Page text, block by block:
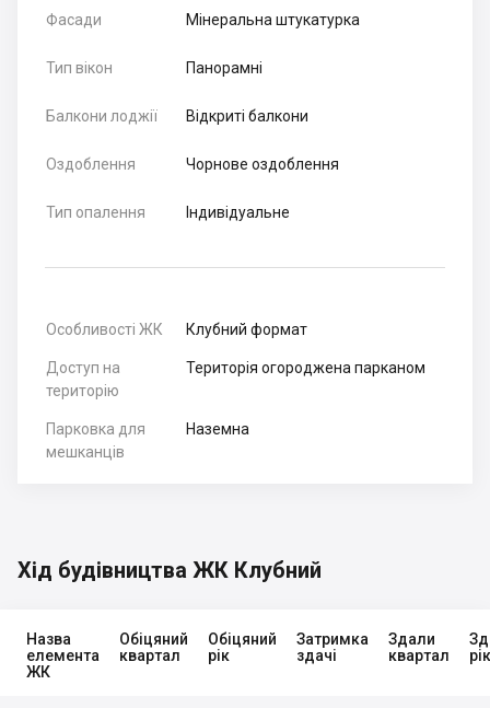
Фасади Мінеральна штукатурка
Тип вікон Панорамні
Балкони лоджії Відкриті балкони
Оздоблення Чорнове оздоблення
Тип опалення Індивідуальне
Особливості ЖК Клубний формат
Доступ на
територію
Територія огороджена парканом
Парковка для
мешканців
Наземна
Хід будівництва ЖК Клубний
Назва
елемента
ЖК
Обіцяний
квартал
Обіцяний
рік
Затримка
здачі
Здали
квартал
рік